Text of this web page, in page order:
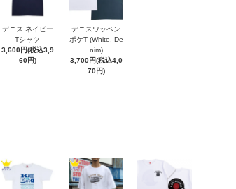
デニス ネイビー
Tシャツ
3,600円(税込3,9
60円)
デニスワッペン
ポケT (White, De
nim)
3,700円(税込4,0
70円)